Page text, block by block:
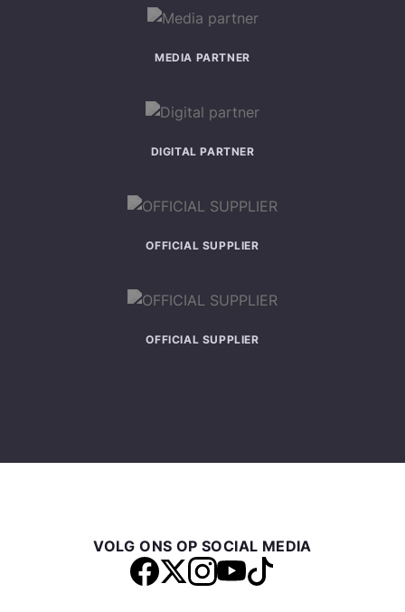
MEDIA PARTNER
DIGITAL PARTNER
OFFICIAL SUPPLIER
OFFICIAL SUPPLIER
VOLG ONS OP SOCIAL MEDIA